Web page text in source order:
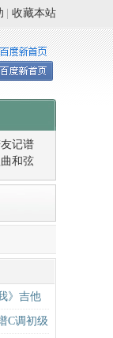
收藏本站
记谱
和弦
》吉他
C调初级